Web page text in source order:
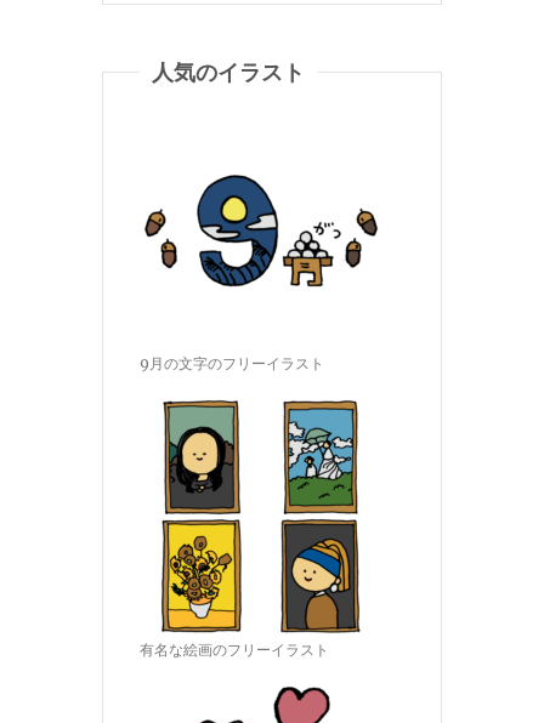
人気のイラスト
9月の文字のフリーイラスト
有名な絵画のフリーイラスト